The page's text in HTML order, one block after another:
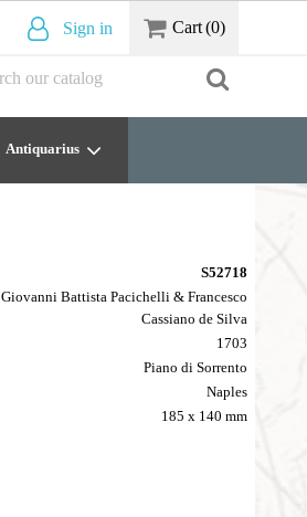
Sign in Cart(0)
Antiquarius
S52718
Giovanni Battista Pacichelli & Francesco
Cassiano de Silva
1703
Piano di Sorrento
Naples
185 x 140 mm